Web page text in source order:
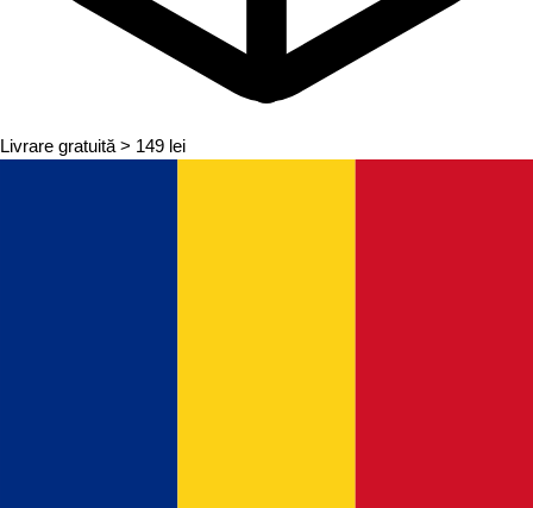
Livrare gratuită > 149 lei